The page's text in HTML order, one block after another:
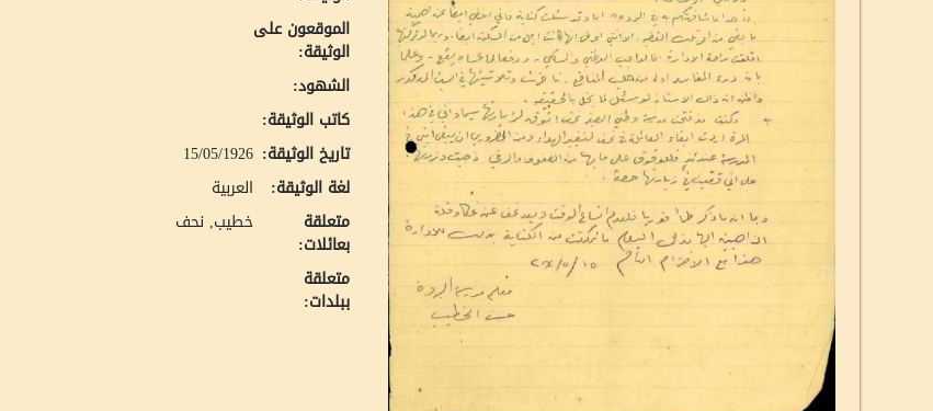
الموقعون على
الوثيقة:
الشهود:
كاتب الوثيقة:
تاريخ الوثيقة: 15/05/1926
لغة الوثيقة:
العربية
متعلقة
بعائلات:
خطيب, نحف
متعلقة
ببلدات: